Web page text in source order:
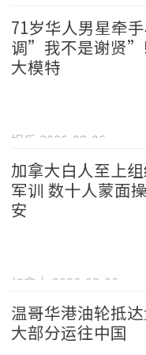
71岁华人男星牵
调”我不是谢贤
大模特
娱乐 2026-08-06
加拿大白人至上
军训 数十人蒙面
安
加拿大 2026-08-06
温哥华港油轮抵
大部分运往中国